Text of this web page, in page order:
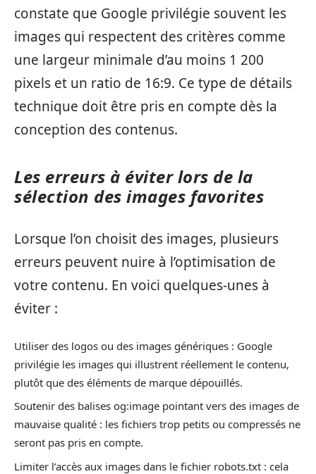
constate que Google privilégie souvent les
images qui respectent des critères comme
une largeur minimale d’au moins 1 200
pixels et un ratio de 16:9. Ce type de détails
technique doit être pris en compte dès la
conception des contenus.
Les erreurs à éviter lors de la
sélection des images favorites
Lorsque l’on choisit des images, plusieurs
erreurs peuvent nuire à l’optimisation de
votre contenu. En voici quelques-unes à
éviter :
Utiliser des logos ou des images génériques : Google
privilégie les images qui illustrent réellement le contenu,
plutôt que des éléments de marque dépouillés.
Soutenir des balises og:image pointant vers des images de
mauvaise qualité : les fichiers trop petits ou compressés ne
seront pas pris en compte.
Limiter l’accès aux images dans le fichier robots.txt : cela